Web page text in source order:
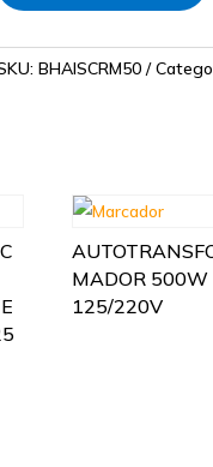
BHAISCRM50
MADOR 500W
125/220V